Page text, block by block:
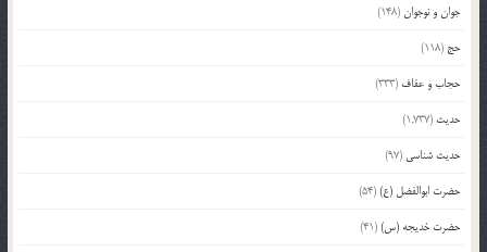
جوان و نوجوان(148)
حج (118)
حجاب و عفاف (333)
حدیث (1,737)
حدیث شناسی (97)
حضرت ابوالفضل (ع)(54)
حضرت خدیجه (س)(41)